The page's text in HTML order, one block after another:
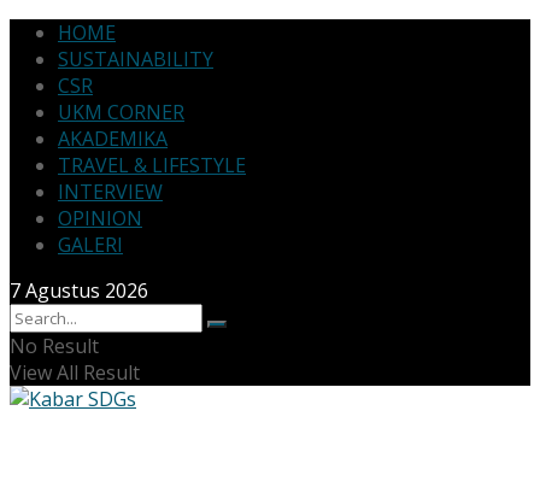
HOME
SUSTAINABILITY
CSR
UKM CORNER
AKADEMIKA
TRAVEL & LIFESTYLE
INTERVIEW
OPINION
GALERI
7 Agustus 2026
No Result
View All Result